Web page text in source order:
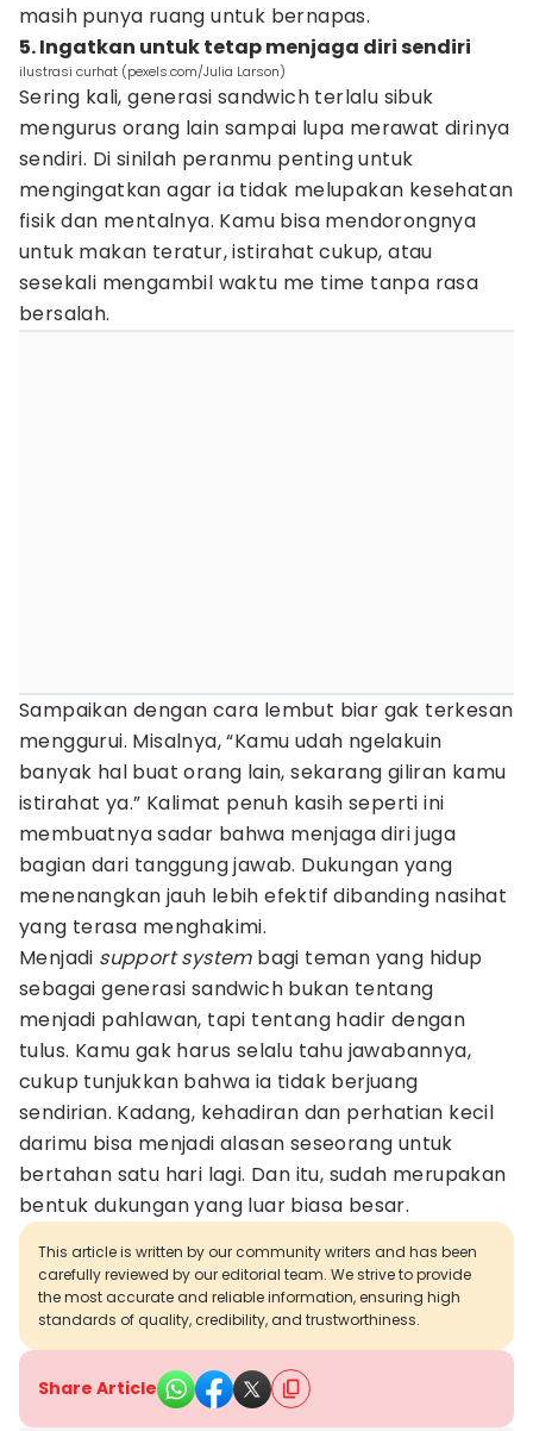
masih punya ruang untuk bernapas.
5. Ingatkan untuk tetap menjaga diri sendiri
ilustrasi curhat (pexels.com/Julia Larson)
Sering kali, generasi sandwich terlalu sibuk
mengurus orang lain sampai lupa merawat dirinya
sendiri. Di sinilah peranmu penting untuk
mengingatkan agar ia tidak melupakan kesehatan
fisik dan mentalnya. Kamu bisa mendorongnya
untuk makan teratur, istirahat cukup, atau
sesekali mengambil waktu me time tanpa rasa
bersalah.
Sampaikan dengan cara lembut biar gak terkesan
menggurui. Misalnya, “Kamu udah ngelakuin
banyak hal buat orang lain, sekarang giliran kamu
istirahat ya.” Kalimat penuh kasih seperti ini
membuatnya sadar bahwa menjaga diri juga
bagian dari tanggung jawab. Dukungan yang
menenangkan jauh lebih efektif dibanding nasihat
yang terasa menghakimi.
Menjadi support systembagi teman yang hidup
sebagai generasi sandwich bukan tentang
menjadi pahlawan, tapi tentang hadir dengan
tulus. Kamu gak harus selalu tahu jawabannya,
cukup tunjukkan bahwa ia tidak berjuang
sendirian. Kadang, kehadiran dan perhatian kecil
darimu bisa menjadi alasan seseorang untuk
bertahan satu hari lagi. Dan itu, sudah merupakan
bentuk dukungan yang luar biasa besar.
This article is written by our community writers and has been
carefully reviewed by our editorial team. We strive to provide
the most accurate and reliable information, ensuring high
standards of quality, credibility, and trustworthiness.
Share Article